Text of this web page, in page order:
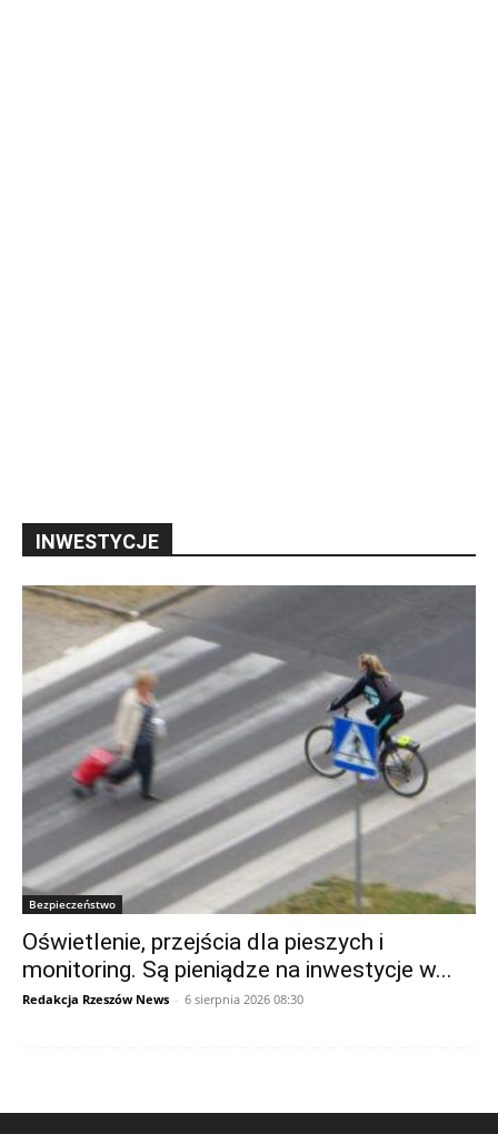
INWESTYCJE
Bezpieczeństwo
Oświetlenie, przejścia dla pieszych i
monitoring. Są pieniądze na inwestycje w...
Redakcja Rzeszów News - 6 sierpnia 2026 08:30